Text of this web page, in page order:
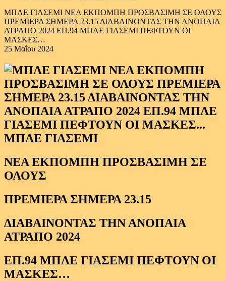
ΜΠΛΕ ΓΙΑΣΕΜΙ ΝΕΑ ΕΚΠΟΜΠΗ ΠΡΟΣΒΑΣΙΜΗ ΣΕ ΟΛΟΥΣ
ΠΡΕΜΙΕΡΑ ΣΗΜΕΡΑ 23.15 ΔΙΑΒΑΙΝΟΝΤΑΣ ΤΗΝ ΑΝΟΠΑΙΑ
ΑΤΡΑΠΟ 2024 ΕΠ.94 ΜΠΛΕ ΓΙΑΣΕΜΙ ΠΕΦΤΟΥΝ ΟΙ
ΜΑΣΚΕΣ…
25 Μαΐου 2024
ΜΠΛΕ ΓΙΑΣΕΜΙ
ΝΕΑ ΕΚΠΟΜΠΗ ΠΡΟΣΒΑΣΙΜΗ ΣΕ
ΟΛΟΥΣ
ΠΡΕΜΙΕΡΑ ΣΗΜΕΡΑ 23.15
ΔΙΑΒΑΙΝΟΝΤΑΣ ΤΗΝ ΑΝΟΠΑΙΑ
ΑΤΡΑΠΟ 2024
ΕΠ.94 ΜΠΛΕ ΓΙΑΣΕΜΙ ΠΕΦΤΟΥΝ ΟΙ
ΜΑΣΚΕΣ…